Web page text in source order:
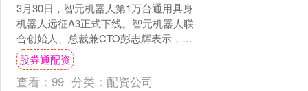
3月30日，智元机器人第1万台通用具身
机器人远征A3正式下线。智元机器人联
合创始人、总裁兼CTO彭志辉表示，具
身智能的“ChatGPT时刻”已近在眼前，下
一个十....
股券通配资
查看： 99 分类： 配资公司